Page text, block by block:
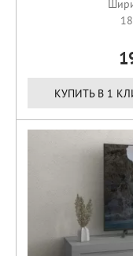
КУПИТЬ В 1